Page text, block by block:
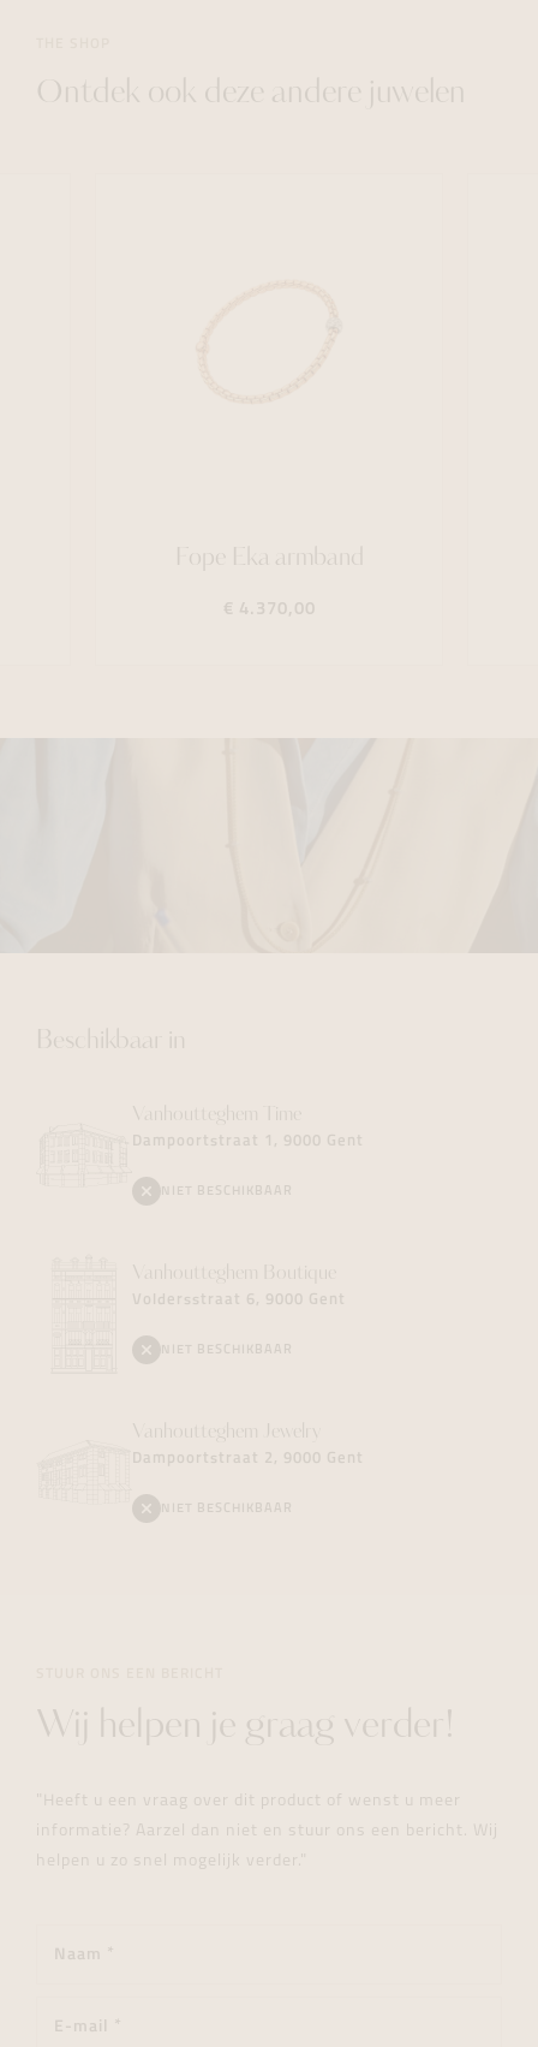
Ontdek ook deze andere juwelen
Fope Eka armband
€ 4.370,00
Beschikbaar in
Vanhoutteghem Time
Dampoortstraat 1, 9000 Gent
NIET BESCHIKBAAR
Vanhoutteghem Boutique
Voldersstraat 6, 9000 Gent
NIET BESCHIKBAAR
Vanhoutteghem Jewelry
Dampoortstraat 2, 9000 Gent
NIET BESCHIKBAAR
Wij helpen je graag verder!
"Heeft u een vraag over dit product of wenst u meer
informatie? Aarzel dan niet en stuur ons een bericht. Wij
helpen u zo snel mogelijk verder."